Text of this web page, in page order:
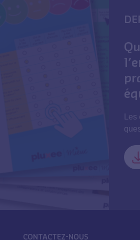
CONTACTEZ-NOUS